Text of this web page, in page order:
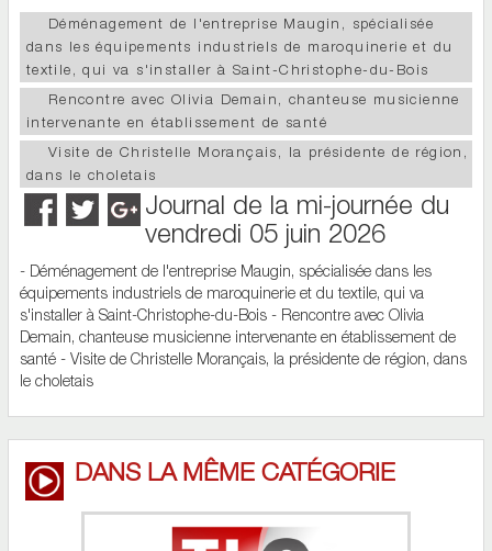
Déménagement de l'entreprise Maugin, spécialisée
dans les équipements industriels de maroquinerie et du
textile, qui va s'installer à Saint-Christophe-du-Bois
Rencontre avec Olivia Demain, chanteuse musicienne
intervenante en établissement de santé
Visite de Christelle Morançais, la présidente de région,
dans le choletais
Journal de la mi-journée du
vendredi 05 juin 2026
- Déménagement de l'entreprise Maugin, spécialisée dans les
équipements industriels de maroquinerie et du textile, qui va
s'installer à Saint-Christophe-du-Bois - Rencontre avec Olivia
Demain, chanteuse musicienne intervenante en établissement de
santé - Visite de Christelle Morançais, la présidente de région, dans
le choletais
DANS LA MÊME CATÉGORIE